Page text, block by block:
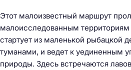
Этот малоизвестный маршрут
малоисследованным
стартует из маленькой рыбацкой
туманами, и ведет к уединенным
природы. Здесь встречаются